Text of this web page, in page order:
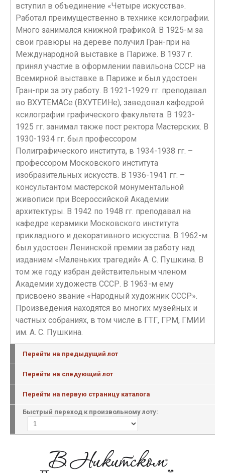
вступил в объединение «Четыре искусства».
Работал преимущественно в технике ксилографии.
Много занимался книжной графикой. В 1925-м за
свои гравюры на дереве получил Гран-при на
Международной выставке в Париже. В 1937 г.
принял участие в оформлении павильона СССР на
Всемирной выставке в Париже и был удостоен
Гран-при за эту работу. В 1921-1929 гг. преподавал
во ВХУТЕМАСе (ВХУТЕИНе), заведовал кафедрой
ксилографии графического факультета. В 1923-
1925 гг. занимал также пост ректора Мастерских. В
1930-1934 гг. был профессором
Полиграфического института, в 1934-1938 гг. –
профессором Московского института
изобразительных искусств. В 1936-1941 гг. –
консультантом мастерской монументальной
живописи при Всероссийской Академии
архитектуры. В 1942 по 1948 гг. преподавал на
кафедре керамики Московского института
прикладного и декоративного искусства. В 1962-м
был удостоен Ленинской премии за работу над
изданием «Маленьких трагедий» А. С. Пушкина. В
том же году избран действительным членом
Академии художеств СССР. В 1963-м ему
присвоено звание «Народный художник СССР».
Произведения находятся во многих музейных и
частных собраниях, в том числе в ГТГ, ГРМ, ГМИИ
им. А. С. Пушкина.
Перейти на предыдущий лот
Перейти на следующий лот
Перейти на первую страницу каталога
Быстрый переход к произвольному лоту: